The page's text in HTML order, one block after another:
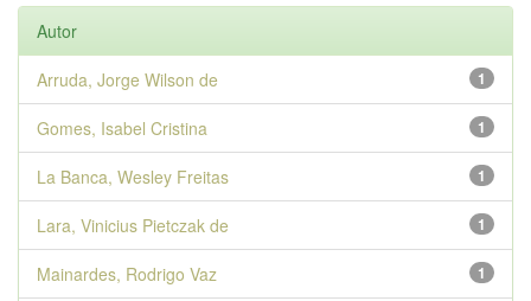
Autor
1
Arruda, Jorge Wilson de
1
Gomes, Isabel Cristina
1
La Banca, Wesley Freitas
1
Lara, Vinicius Pietczak de
1
Mainardes, Rodrigo Vaz